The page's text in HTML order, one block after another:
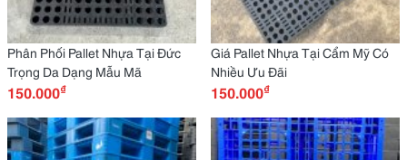
Phân Phối Pallet Nhựa Tại Đức
Trọng Da Dạng Mẫu Mã
150.000₫
Giá Pallet Nhựa Tại Cẩm Mỹ Có
Nhiều Ưu Đãi
150.000₫